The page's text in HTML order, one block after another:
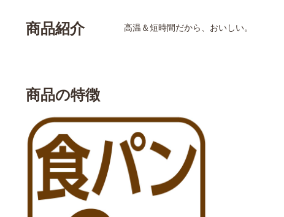
商品紹介 高温＆短時間だから、おいしい。
商品の特徴